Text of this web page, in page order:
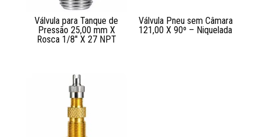
Válvula para Tanque de
Pressão 25,00 mm X
Rosca 1/8″ X 27 NPT
Válvula Pneu sem Câmara
121,00 X 90º – Niquelada